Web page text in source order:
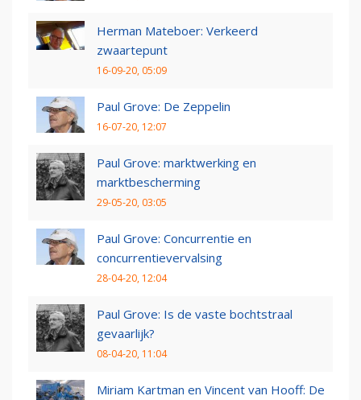
Herman Mateboer: Verkeerd
zwaartepunt
16-09-20, 05:09
Paul Grove: De Zeppelin
16-07-20, 12:07
Paul Grove: marktwerking en
marktbescherming
29-05-20, 03:05
Paul Grove: Concurrentie en
concurrentievervalsing
28-04-20, 12:04
Paul Grove: Is de vaste bochtstraal
gevaarlijk?
08-04-20, 11:04
Miriam Kartman en Vincent van Hooff: De